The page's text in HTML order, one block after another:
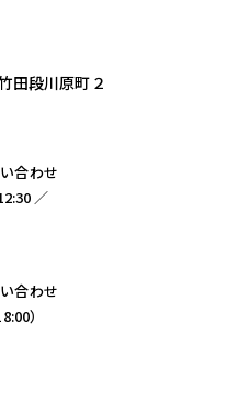
田段川原町２
合わせ
／
合わせ
）